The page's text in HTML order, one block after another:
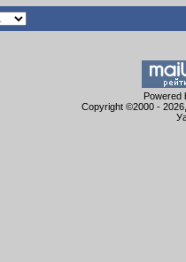
Powered
Copyright ©2000 -